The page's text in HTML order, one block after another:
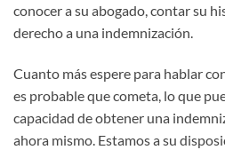
conocer a su abogado, contar su
derecho a una indemnización.
Cuanto más espere para hablar
es probable que cometa, lo que
capacidad de obtener una
ahora mismo. Estamos a su